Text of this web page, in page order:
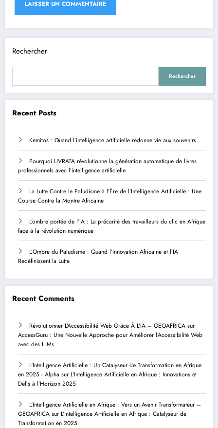
Rechercher
Rechercher
Recent Posts
Kemitos : Quand l’intelligence artificielle redonne vie aux souvenirs
Pourquoi LIVRATA révolutionne la génération automatique de livres
professionnels avec l’intelligence artificielle
La Lutte Contre le Paludisme à l’Ère de l’Intelligence Artificielle : Une
Course Contre la Montre Africaine
L’ombre portée de l’IA : La précarité des travailleurs du clic en Afrique
face à la révolution numérique
L’Ombre du Paludisme : Quand l’Innovation Africaine et l’IA
Redéfinissent la Lutte
Recent Comments
Révolutionner L’Accessibilité Web Grâce À L’IA – GEOAFRICA sur
AccessGuru : Une Nouvelle Approche pour Améliorer l’Accessibilité Web
avec des LLMs
L'Intelligence Artificielle : Un Catalyseur de Transformation en Afrique
en 2025 - Alpha sur L’Intelligence Artificielle en Afrique : Innovations et
Défis à l’Horizon 2025
L’Intelligence Artificielle en Afrique : Vers un Avenir Transformateur –
GEOAFRICA sur L’Intelligence Artificielle en Afrique : Catalyseur de
Transformation en 2025